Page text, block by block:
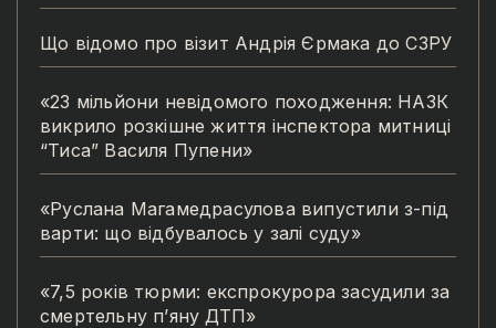
Що відомо про візит Андрія Єрмака до СЗРУ
«23 мільйони невідомого походження: НАЗК
викрило розкішне життя інспектора митниці
“Тиса” Василя Пупени»
«Руслана Магамедрасулова випустили з-під
варти: що відбувалось у залі суду»
«7,5 років тюрми: експрокурора засудили за
смертельну п’яну ДТП»